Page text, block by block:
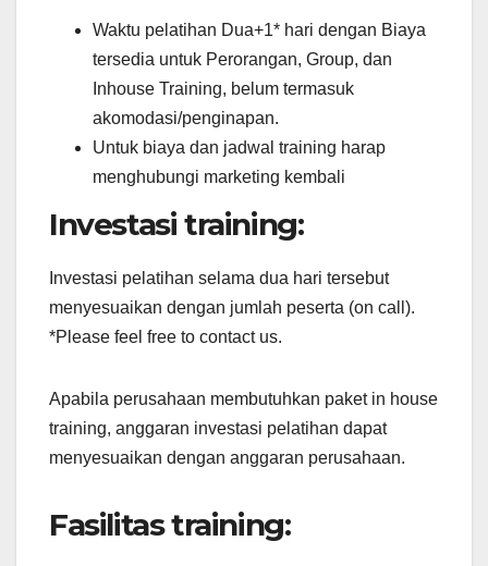
Waktu pelatihan Dua+1* hari dengan Biaya
tersedia untuk Perorangan, Group, dan
Inhouse Training, belum termasuk
akomodasi/penginapan.
Untuk biaya dan jadwal training harap
menghubungi marketing kembali
Investasi training:
Investasi pelatihan selama dua hari tersebut
menyesuaikan dengan jumlah peserta (on call).
*Please feel free to contact us.
Apabila perusahaan membutuhkan paket in house
training, anggaran investasi pelatihan dapat
menyesuaikan dengan anggaran perusahaan.
Fasilitas training: